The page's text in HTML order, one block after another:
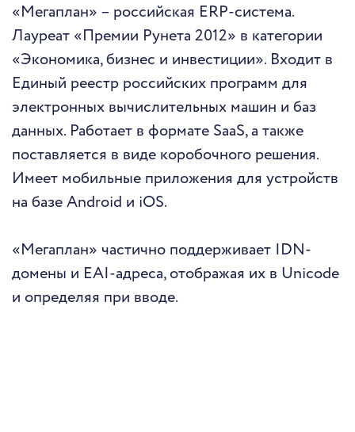
«Мегаплан» – российская ERP-система.
Лауреат «Премии Рунета 2012» в категории
«Экономика, бизнес и инвестиции». Входит в
Единый реестр российских программ для
электронных вычислительных машин и баз
данных. Работает в формате SaaS, а также
поставляется в виде коробочного решения.
Имеет мобильные приложения для устройств
на базе Android и iOS.
«Мегаплан» частично поддерживает IDN-
домены и EAI-адреса, отображая их в Unicode
и определяя при вводе.